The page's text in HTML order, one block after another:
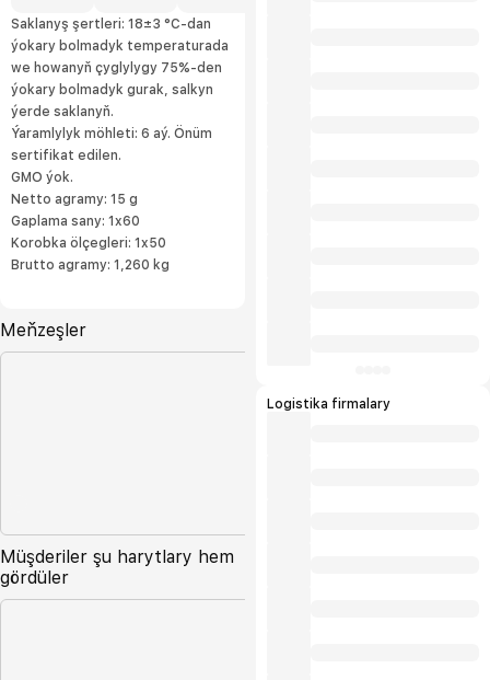
Saklanyş şertleri: 18±3 °С-dan
ýokary bolmadyk temperaturada
we howanyň çyglylygy 75%-den
ýokary bolmadyk gurak, salkyn
ýerde saklanyň.
Ýaramlylyk möhleti: 6 aý. Önüm
sertifikat edilen.
GMO ýok.
Netto agramy: 15 g
Gaplama sany: 1x60
Korobka ölçegleri: 1x50
Brutto agramy: 1,260 kg
Meňzeşler
Müşderiler şu harytlary hem
gördüler
Logistika firmalary